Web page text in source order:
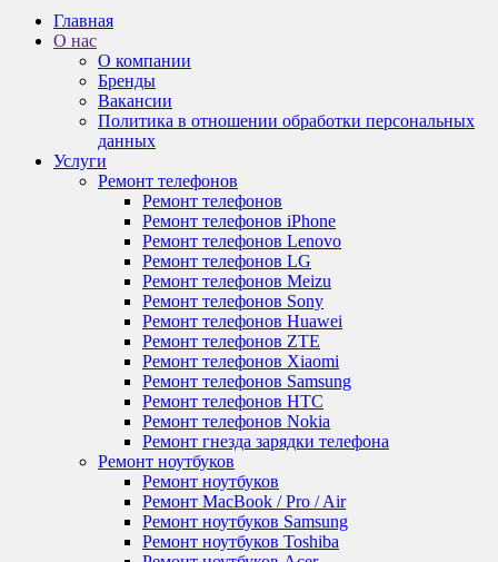
Главная
О нас
О компании
Бренды
Вакансии
Политика в отношении обработки персональных
данных
Услуги
Ремонт телефонов
Ремонт телефонов
Ремонт телефонов iPhone
Ремонт телефонов Lenovo
Ремонт телефонов LG
Ремонт телефонов Meizu
Ремонт телефонов Sony
Ремонт телефонов Huawei
Ремонт телефонов ZTE
Ремонт телефонов Xiaomi
Ремонт телефонов Samsung
Ремонт телефонов HTC
Ремонт телефонов Nokia
Ремонт гнезда зарядки телефона
Ремонт ноутбуков
Ремонт ноутбуков
Ремонт MacBook / Pro / Air
Ремонт ноутбуков Samsung
Ремонт ноутбуков Toshiba